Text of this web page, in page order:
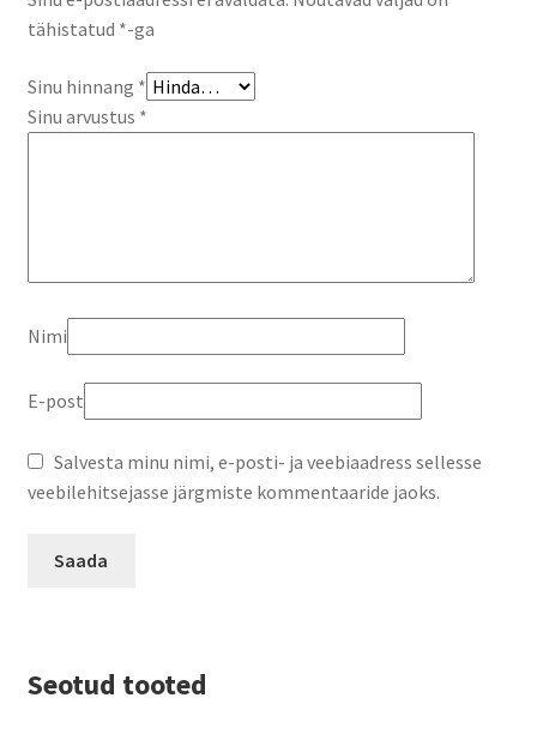
tähistatud *-ga
Sinu hinnang *
Sinu arvustus *
Nimi
E-post
Salvesta minu nimi, e-posti- ja veebiaadress sellesse
veebilehitsejasse järgmiste kommentaaride jaoks.
Seotud tooted